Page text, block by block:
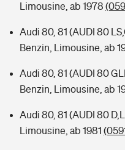
Limousine, ab 1978
Audi 80, 81 (AUDI 80
Benzin, Limousine, ab
Audi 80, 81 (AUDI 80
Benzin, Limousine, ab
Audi 80, 81 (AUDI 80
Limousine, ab 1981